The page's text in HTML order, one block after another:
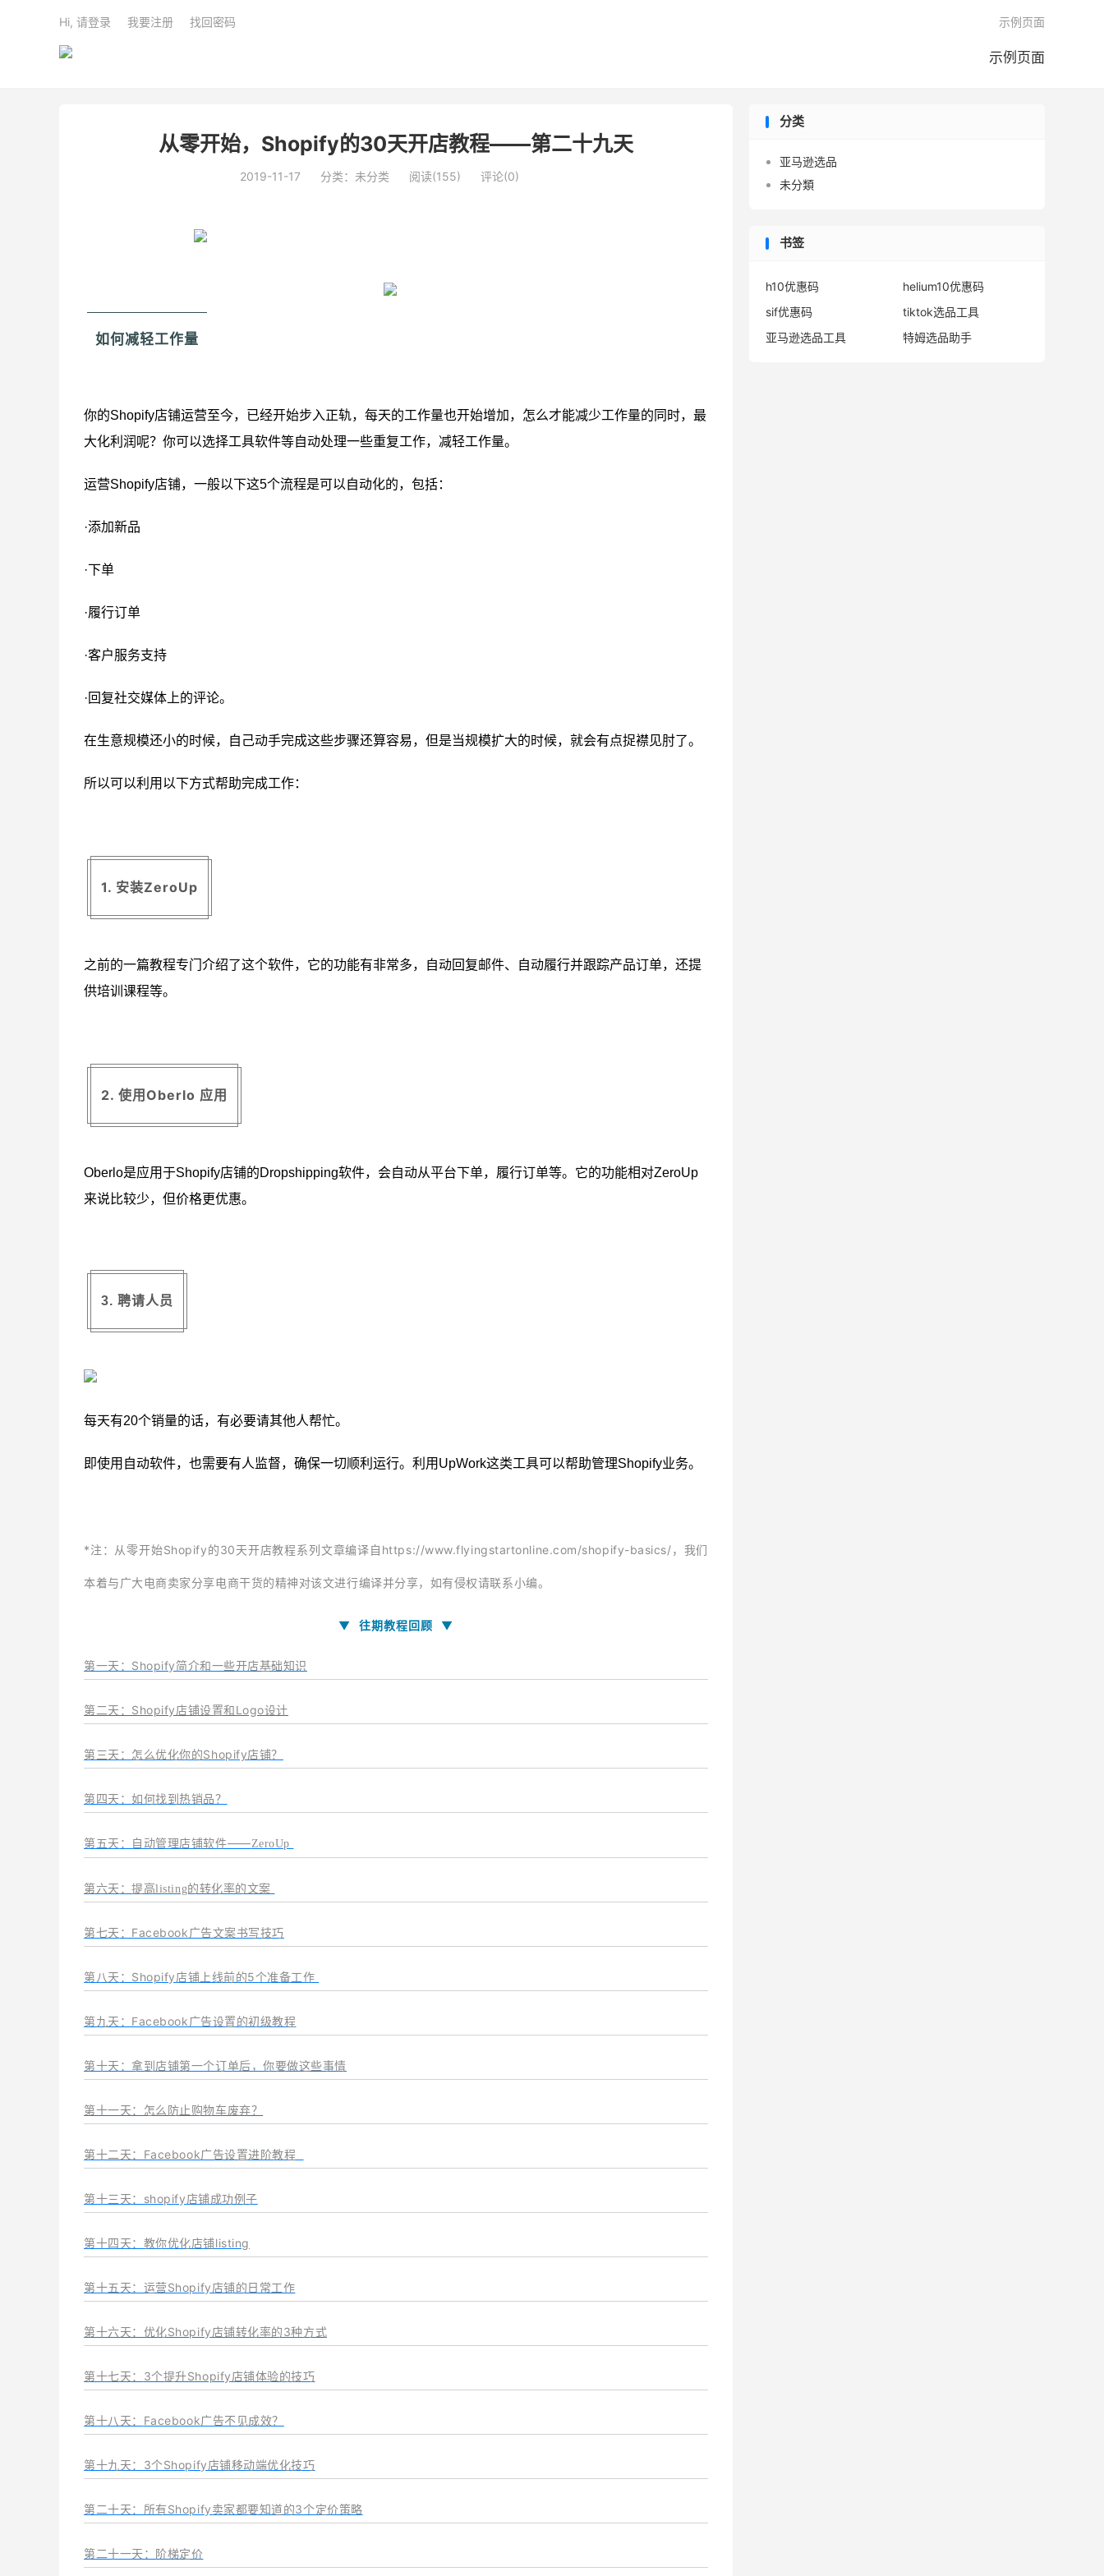
示例页面
示例页面
Hi, 请登录 我要注册 找回密码
从零开始，Shopify的30天开店教程——第二十九天
2019-11-17 分类：未分类 阅读(155) 评论(0)
如何减轻工作量
你的Shopify店铺运营至今，已经开始步入正轨，每天的工作量也开始增加，怎么才能减少工作量的同时，最
大化利润呢？你可以选择工具软件等自动处理一些重复工作，减轻工作量。
运营Shopify店铺，一般以下这5个流程是可以自动化的，包括：
·添加新品
·下单
·履行订单
·客户服务支持
·回复社交媒体上的评论。
在生意规模还小的时候，自己动手完成这些步骤还算容易，但是当规模扩大的时候，就会有点捉襟见肘了。
所以可以利用以下方式帮助完成工作：
1. 安装ZeroUp
之前的一篇教程专门介绍了这个软件，它的功能有非常多，自动回复邮件、自动履行并跟踪产品订单，还提
供培训课程等。
2. 使用Oberlo 应用
Oberlo是应用于Shopify店铺的Dropshipping软件，会自动从平台下单，履行订单等。它的功能相对ZeroUp
来说比较少，但价格更优惠。
3. 聘请人员
每天有20个销量的话，有必要请其他人帮忙。
即使用自动软件，也需要有人监督，确保一切顺利运行。利用UpWork这类工具可以帮助管理Shopify业务。
*注：从零开始Shopify的30天开店教程系列文章编译自https://www.flyingstartonline.com/shopify-basics/，我们
本着与广大电商卖家分享电商干货的精神对该文进行编译并分享，如有侵权请联系小编。
▼ 往期教程回顾 ▼
第一天：Shopify简介和一些开店基础知识
第二天：Shopify店铺设置和Logo设计
第三天：怎么优化你的Shopify店铺？
第四天：如何找到热销品？
第五天 ：自动管理店铺软件——ZeroUp
第六天 ：提高listing的转化率的文案
第七天 ：Facebook广告文案书写技巧
第八天 ：Shopify店铺上线前的5个准备工作
第九天：Facebook广告设置的初级教程
第十天：拿到店铺第一个订单后，你要做这些事情
第十一天：怎么防止购物车废弃？
第十二天：Facebook广告设置进阶教程
第十三天：shopify店铺成功例子
第十四天：教你优化店铺listing
第十五天：运营Shopify店铺的日常工作
第十六天：优化Shopify店铺转化率的3种方式
第十七天： 3个提升Shopify店铺体验的技巧‍
第十八天： Facebook广告不见成效？
第十九天：3个Shopify店铺移动端优化技巧
第二十天：所有Shopify卖家都要知道的3个定价策略
第二十一天：阶梯定价
分类
亚马逊选品
未分類
书签
h10优惠码
helium10优惠码
sif优惠码
tiktok选品工具
亚马逊选品工具
特姆选品助手